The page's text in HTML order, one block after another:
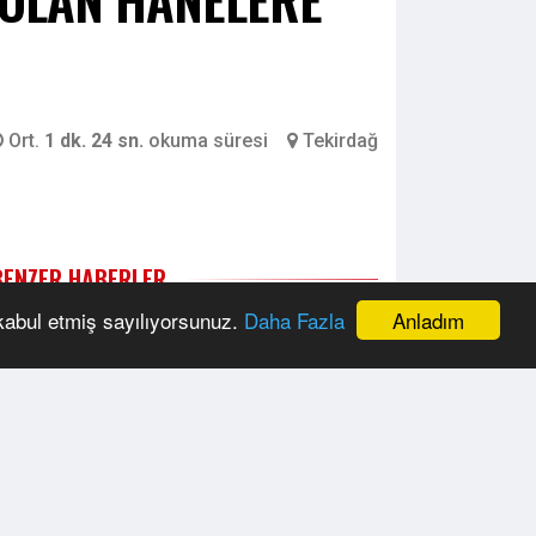
Anladım
etmiş sayılıyorsunuz. Daha Fazla
Ort. 1 dk. 24 sn. okuma süresi Tekirdağ
HABERLER